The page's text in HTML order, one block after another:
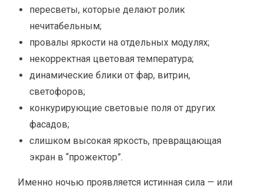
пересветы, которые делают ролик
нечитабельным;
провалы яркости на отдельных модулях;
некорректная цветовая температура;
динамические блики от фар, витрин,
светофоров;
конкурирующие световые поля от других
фасадов;
слишком высокая яркость, превращающая
экран в “прожектор”.
Именно ночью проявляется истинная сила — или